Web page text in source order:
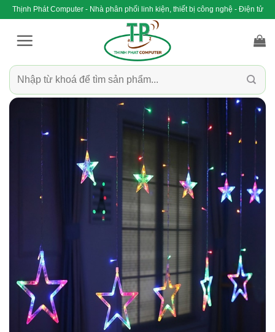
qua
Thịnh Phát Computer - Nhà phân phối linh kiện, thiết bị công nghệ - Điện tử
Tìm
kiếm: